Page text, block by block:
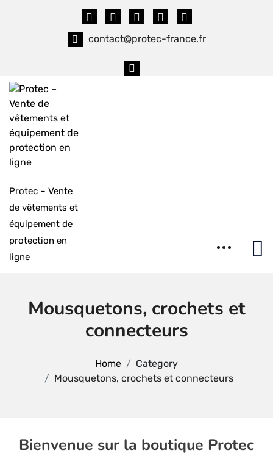
contact@protec-france.fr
Protec – Vente
de vêtements et
équipement de
protection en
ligne
Mousquetons, crochets et
connecteurs
Home
Category
Mousquetons, crochets et connecteurs
Bienvenue sur la boutique Protec